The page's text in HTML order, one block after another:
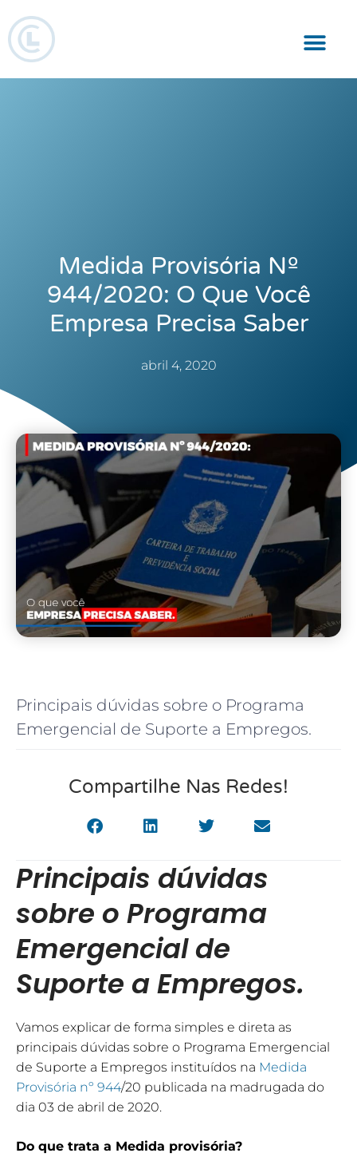
Medida Provisória Nº
944/2020: O Que Você
Empresa Precisa Saber
abril 4, 2020
Principais dúvidas sobre o Programa
Emergencial de Suporte a Empregos.
Compartilhe Nas Redes!
Principais dúvidas
sobre o Programa
Emergencial de
Suporte a Empregos.
Vamos explicar de forma simples e direta as
principais dúvidas sobre o Programa Emergencial
de Suporte a Empregos instituídos na Medida
Provisória nº 944/20 publicada na madrugada do
dia 03 de abril de 2020.
Do que trata a Medida provisória?